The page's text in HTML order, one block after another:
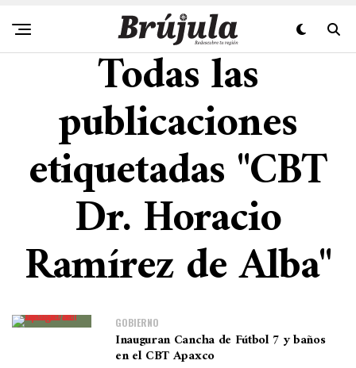
Todas las
publicaciones
etiquetadas "CBT
Dr. Horacio
Ramírez de Alba"
GOBIERNO
Inauguran Cancha de Fútbol 7 y baños
en el CBT Apaxco